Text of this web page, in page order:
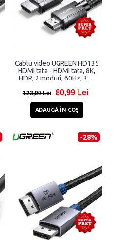
Cablu video UGREEN HD135
HDMI tata - HDMI tata, 8K,
HDR, 2 moduri, 60Hz, 3m,
123,99 Lei 80,99 Lei
ADAUGĂ ÎN COŞ
-28%